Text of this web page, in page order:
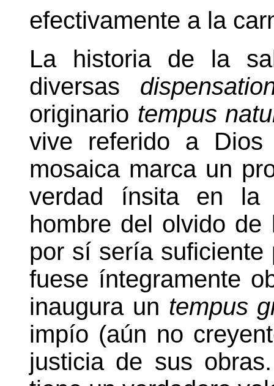
efectivamente a la
La historia de la
diversas
originario tempus
vive referido a
mosaica marca un
verdad ínsita en la
hombre del olvido de
por sí sería
fuese íntegramente
inaugura un tempus
impío (aún no
justicia de sus